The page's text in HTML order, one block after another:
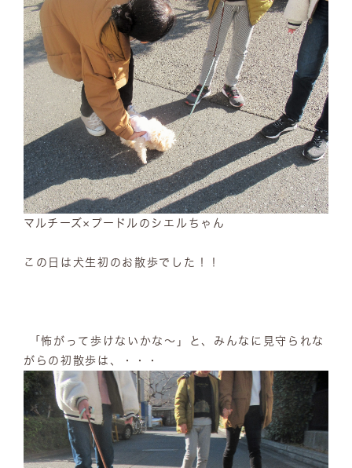
マルチーズ×プードルのシエルちゃん
この日は犬生初のお散歩でした！！
「怖がって歩けないかな～」と、みんなに見守られな
がらの初散歩は、・・・